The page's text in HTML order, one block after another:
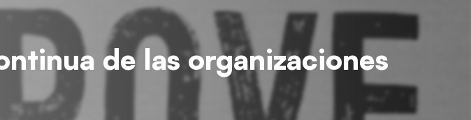
de las organizaciones